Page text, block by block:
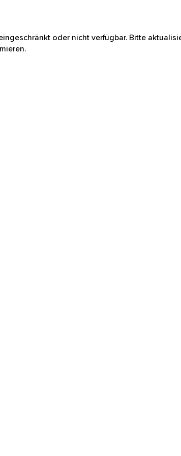
oder nicht verfügbar. Bitte